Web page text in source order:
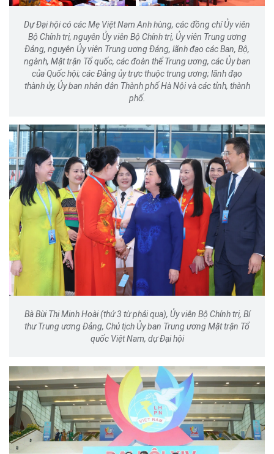
Dự Đại hội có các Mẹ Việt Nam Anh hùng, các đồng chí Ủy viên
Bộ Chính trị, nguyên Ủy viên Bộ Chính trị, Ủy viên Trung ương
Đảng, nguyên Ủy viên Trung ương Đảng, lãnh đạo các Ban, Bộ,
ngành, Mặt trận Tổ quốc, các đoàn thể Trung ương, các Ủy ban
của Quốc hội; các Đảng ủy trực thuộc trung ương; lãnh đạo
thành ủy, Ủy ban nhân dân Thành phố Hà Nội và các tỉnh, thành
phố.
Bà Bùi Thị Minh Hoài (thứ 3 từ phải qua), Ủy viên Bộ Chính trị, Bí
thư Trung ương Đảng, Chủ tịch Ủy ban Trung ương Mặt trận Tổ
quốc Việt Nam, dự Đại hội